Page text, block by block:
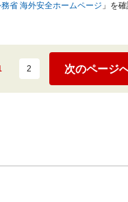
省 海外安全ホームページ 」を
2 次のページ